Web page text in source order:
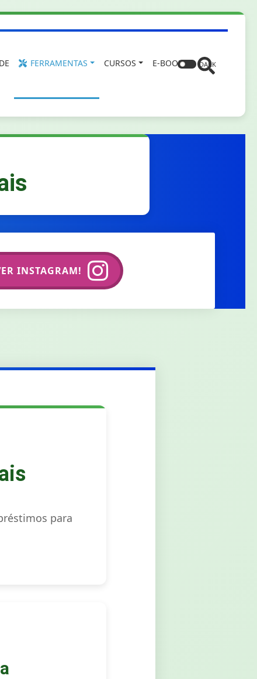
FERRAMENTAS CURSOS E-BOOKS DARK
INSTAGRAM!
para